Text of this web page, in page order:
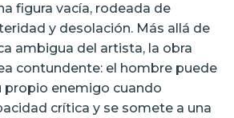
figura vacía, rodeada de
y desolación. Más allá de
ambigua del artista, la obra
contundente: el hombre puede
propio enemigo cuando
crítica y se somete a una